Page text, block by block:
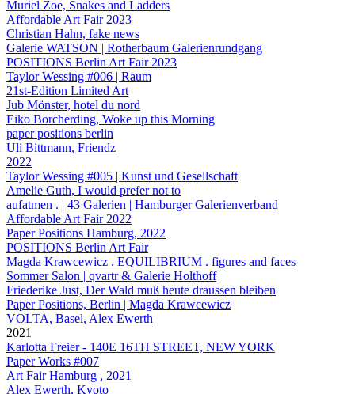
Muriel Zoe, Snakes and Ladders
Affordable Art Fair 2023
Christian Hahn, fake news
Galerie WATSON | Rotherbaum Galerienrundgang
POSITIONS Berlin Art Fair 2023
Taylor Wessing #006 | Raum
21st-Edition Limited Art
Jub Mönster, hotel du nord
Eiko Borcherding, Woke up this Morning
paper positions berlin
Uli Bittmann, Friendz
2022
Taylor Wessing #005 | Kunst und Gesellschaft
Amelie Guth, I would prefer not to
aufatmen . | 43 Galerien | Hamburger Galerienverband
Affordable Art Fair 2022
Paper Positions Hamburg, 2022
POSITIONS Berlin Art Fair
Magda Krawcewicz . EQUILIBRIUM . figures and faces
Sommer Salon | qvartr & Galerie Holthoff
Friederike Just, Der Wald muß heute draussen bleiben
Paper Positions, Berlin | Magda Krawcewicz
VOLTA, Basel, Alex Ewerth
2021
Karlotta Freier - 140E 16TH STREET, NEW YORK
Paper Works #007
Art Fair Hamburg , 2021
Alex Ewerth, Kyoto